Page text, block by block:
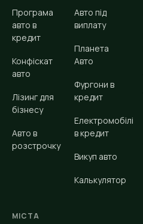
Програма
авто в
кредит
Конфіскат
авто
Лізинг для
бізнесу
Авто в
розстрочку
Авто під
виплату
Планета
Авто
Фургони в
кредит
Електромобілі
в кредит
Викуп авто
Калькулятор
МІСТА